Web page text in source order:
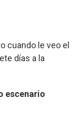
cuando le veo el
días a la
escenario